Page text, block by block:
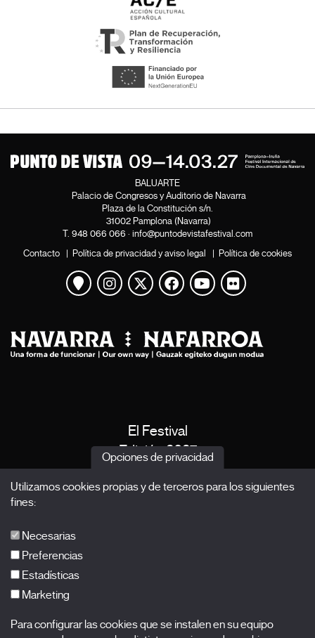
BALUARTE
Palacio de Congresos y Auditorio de Navarra
Plaza de la Constitución s/n.
31002 Pamplona (Navarra)
T. 948 066 066 · info@puntodevistafestival.com
Contacto | Política de privacidad y aviso legal | Política de cookies
Ver mapa
Instagram
Twitter
Facebook
Youtube
Flickr
El Festival
Edición 2027
Acreditaciones
Opciones de privacidad
Utilizamos cookies propias y de terceros para los siguientes
fines:
Necesarias
Preferencias
Estadísticas
Marketing
Para configurar las cookies que se instalen en su equipo